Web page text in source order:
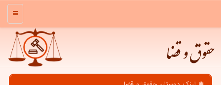
منو
حقوق و قضا